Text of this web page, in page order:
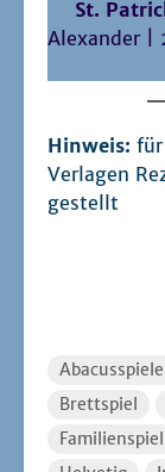
Abacusspiele
Familienspiel
Helvetiq
kritisch
Mayra